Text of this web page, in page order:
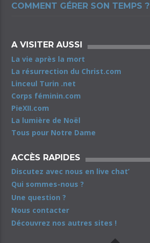
COMMENT GÉRER SON TEMPS ?
A VISITER AUSSI
La vie après la mort
La résurrection du Christ.com
Linceul Turin .net
Corps féminin.com
PieXII.com
La lumière de Noël
Tous pour Notre Dame
ACCÈS RAPIDES
Discutez avec nous en live chat’
Qui sommes-nous ?
Une question ?
Nous contacter
Découvrez nos autres sites !